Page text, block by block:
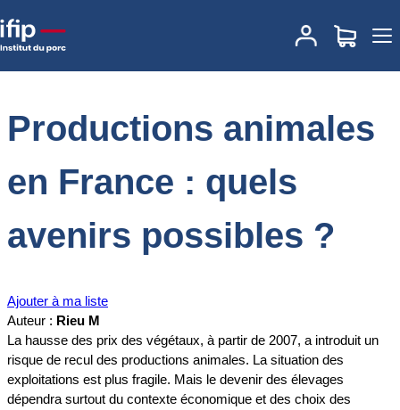
Accueil
Productions animales en France : quels
avenirs possibles ?
Productions animales
en France : quels
avenirs possibles ?
Ajouter à ma liste
Auteur : Rieu M
La hausse des prix des végétaux, à partir de 2007, a introduit un
risque de recul des productions animales. La situation des
exploitations est plus fragile. Mais le devenir des élevages
dépendra surtout du contexte économique et des choix des